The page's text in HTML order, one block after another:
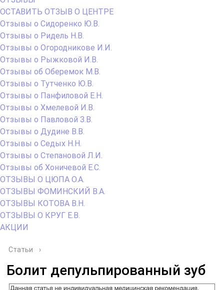
ОСТАВИТЬ ОТЗЫВ О ЦЕНТРЕ
Отзывы о Сидоренко Ю.В.
Отзывы о Ридель Н.В.
Отзывы о Огородникове И.И.
Отзывы о Рыжковой И.В.
Отзывы об Оберемок М.В.
Отзывы о Тутченко Ю.В.
Отзывы о Панфиловой Е.Н.
Отзывы о Хмелевой И.В.
Отзывы о Павловой З.В.
Отзывы о Дудине В.В.
Отзывы о Седых Н.Н.
Отзывы о Степановой Л.И.
Отзывы об Хоничевой Е.С.
ОТЗЫВЫ О ЦЮПА О.А.
ОТЗЫВЫ ФОМИНСКИЙ В.А.
ОТЗЫВЫ КОТОВА В.Н.
ОТЗЫВЫ О КРУГ Е.В.
АКЦИИ
Статьи ›
Болит депульпированный зуб